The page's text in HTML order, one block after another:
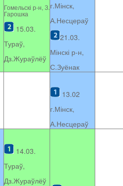
Гомельскі р-н, З.
Гарошка
15.03.
Тураў,
Дз.Жураўлёў
г.Мінск,
А.Несцераў
21.03.
Мінскі р-н,
С.Зуёнак
13.02
г.Мінск,
А.Несцераў
14.03.
Тураў,
Дз.Жураўлёў